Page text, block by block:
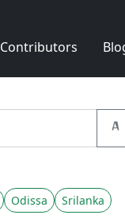
Contributors
A
Odissa
Srilanka